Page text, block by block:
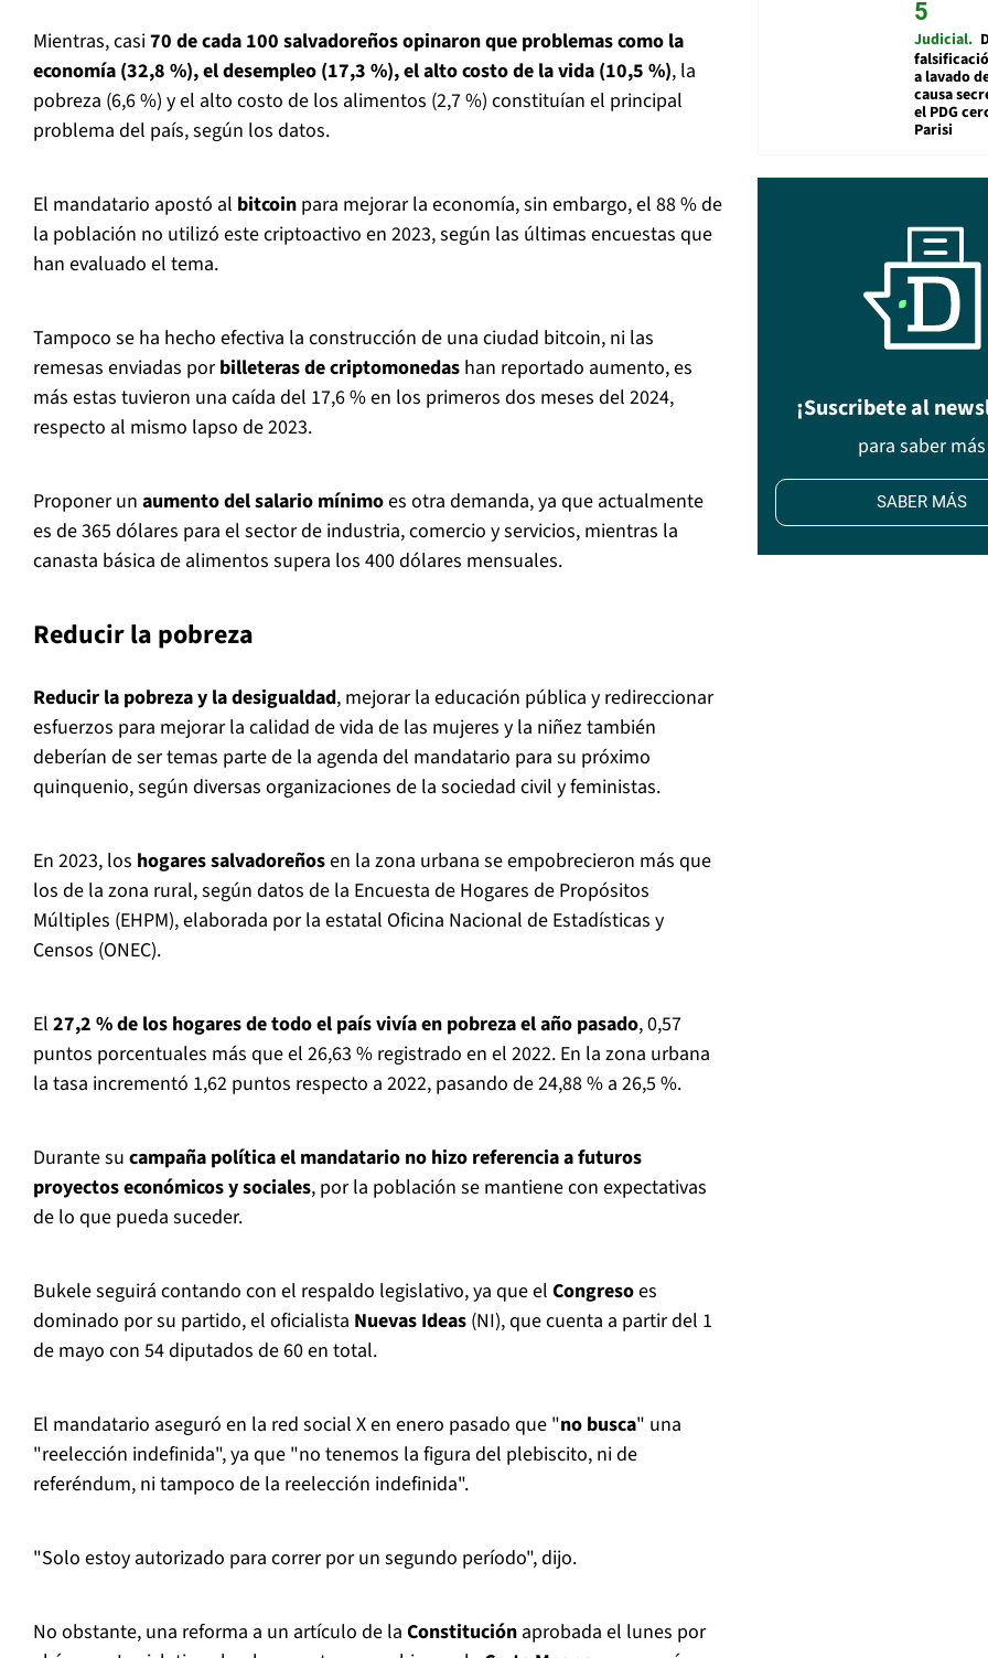
Mientras, casi70 de cada 100 salvadoreños opinaron que problemas como la
economía (32,8 %), el desempleo (17,3 %), el alto costo de la vida (10,5 %), la
pobreza (6,6 %) y el alto costo de los alimentos (2,7 %) constituían el principal
problema del país, según los datos.
El mandatario apostó al bitcoin para mejorar la economía, sin embargo, el 88 % de
la población no utilizó este criptoactivo en 2023, según las últimas encuestas que
han evaluado el tema.
Tampoco se ha hecho efectiva la construcción de una ciudad bitcoin, ni las
remesas enviadas porbilleteras de criptomonedas han reportado aumento, es
más estas tuvieron una caída del 17,6 % en los primeros dos meses del 2024,
respecto al mismo lapso de 2023.
Proponer un aumento del salario mínimoes otra demanda, ya que actualmente
es de 365 dólares para el sector de industria, comercio y servicios, mientras la
canasta básica de alimentos supera los 400 dólares mensuales.
Reducir la pobreza
Reducir la pobreza y la desigualdad, mejorar la educación pública y redireccionar
esfuerzos para mejorar la calidad de vida de las mujeres y la niñez también
deberían de ser temas parte de la agenda del mandatario para su próximo
quinquenio, según diversas organizaciones de la sociedad civil y feministas.
En 2023, los hogares salvadoreñosen la zona urbana se empobrecieron más que
los de la zona rural, según datos de la Encuesta de Hogares de Propósitos
Múltiples (EHPM), elaborada por la estatal Oficina Nacional de Estadísticas y
Censos (ONEC).
El 27,2 % de los hogares de todo el país vivía en pobreza el año pasado, 0,57
puntos porcentuales más que el 26,63 % registrado en el 2022. En la zona urbana
la tasa incrementó 1,62 puntos respecto a 2022, pasando de 24,88 % a 26,5 %.
Durante su campaña política el mandatario no hizo referencia a futuros
proyectos económicos y sociales, por la población se mantiene con expectativas
de lo que pueda suceder.
Bukele seguirá contando con el respaldo legislativo, ya que el Congresoes
dominado por su partido, el oficialista Nuevas Ideas (NI), que cuenta a partir del 1
de mayo con 54 diputados de 60 en total.
El mandatario aseguró en la red social X en enero pasado que "no busca" una
"reelección indefinida", ya que "no tenemos la figura del plebiscito, ni de
referéndum, ni tampoco de la reelección indefinida".
"Solo estoy autorizado para correr por un segundo período", dijo.
No obstante, una reforma a un artículo de la Constitución aprobada el lunes por
Judicial
a lavado
causa
el PDG
Parisi
¡Suscribete al
para saber más
SABER MÁS